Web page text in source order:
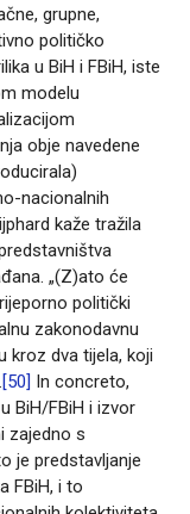
grupne,
političko
u BiH i FBiH, iste
modelu
obje navedene
nacionalnih
kaže tražila
„(Z)ato će
politički
zakonodavnu
kroz dva tijela, koji
[50] In concreto,
BiH/FBiH i izvor
zajedno s
je predstavljanje
FBiH, i to